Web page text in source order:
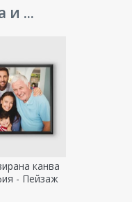
и ...
канва
- Пейзаж